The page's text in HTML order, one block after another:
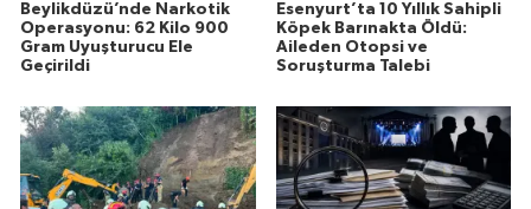
Beylikdüzü’nde Narkotik
Operasyonu: 62 Kilo 900
Gram Uyuşturucu Ele
Geçirildi
Esenyurt’ta 10 Yıllık Sahipli
Köpek Barınakta Öldü:
Aileden Otopsi ve
Soruşturma Talebi